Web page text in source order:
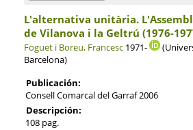
L'alternativa unitària.
de Vilanova i la Geltrú (1976-
Foguet i Boreu, Francesc1971-
Barcelona)
Publicación:
Consell Comarcal del Garraf 2006
Descripción:
108 pag.